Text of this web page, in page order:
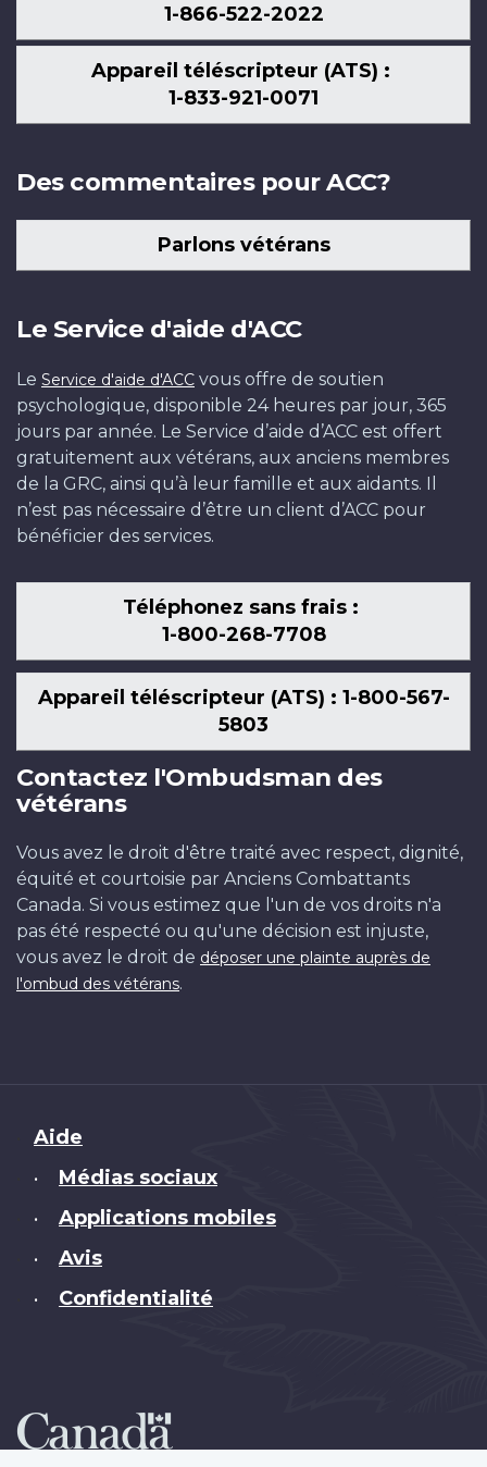
1-866-522-2022
Appareil téléscripteur (ATS) :
1-833-921-0071
Des commentaires pour ACC?
Parlons vétérans
Le Service d'aide d'ACC
Le Service d'aide d'ACC vous offre de soutien
psychologique, disponible 24 heures par jour, 365
jours par année. Le Service d’aide d’ACC est offert
gratuitement aux vétérans, aux anciens membres
de la GRC, ainsi qu’à leur famille et aux aidants. Il
n’est pas nécessaire d’être un client d’ACC pour
bénéficier des services.
Téléphonez sans frais :
1-800-268-7708
Appareil téléscripteur (ATS) : 1-800-567-
5803
Contactez l'Ombudsman des
vétérans
Vous avez le droit d'être traité avec respect, dignité,
équité et courtoisie par Anciens Combattants
Canada. Si vous estimez que l'un de vos droits n'a
pas été respecté ou qu'une décision est injuste,
vous avez le droit de déposer une plainte auprès de
l'ombud des vétérans.
Brand
Aide
• Médias sociaux
• Applications mobiles
• Avis
• Confidentialité